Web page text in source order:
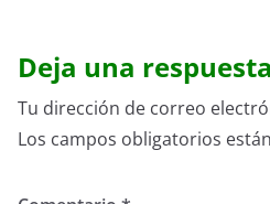
Deja una respuesta
Tu dirección de correo
Los campos obligatorios